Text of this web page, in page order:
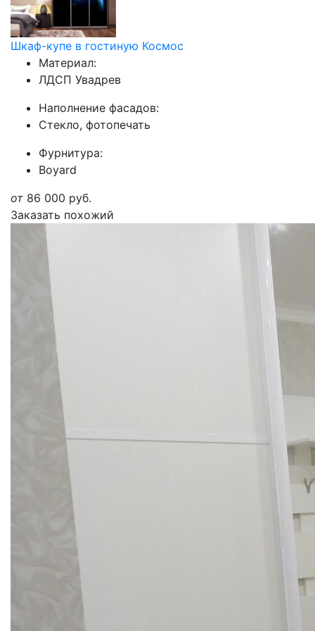
Шкаф-купе в гостиную Космос
Материал:
ЛДСП Увадрев
Наполнение фасадов:
Стекло, фотопечать
Фурнитура:
Boyard
от 86 000 руб.
Заказать похожий